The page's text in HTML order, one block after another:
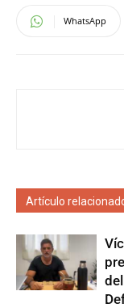
WhatsApp
Artículo